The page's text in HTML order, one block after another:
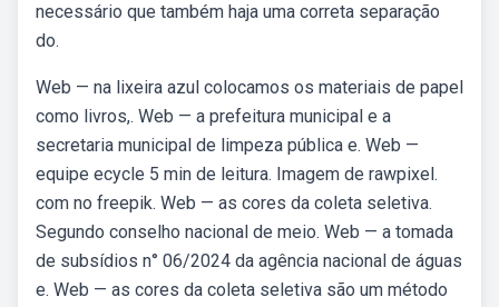
necessário que também haja uma correta separação
do.
Web — na lixeira azul colocamos os materiais de papel
como livros,. Web — a prefeitura municipal e a
secretaria municipal de limpeza pública e. Web —
equipe ecycle 5 min de leitura. Imagem de rawpixel.
com no freepik. Web — as cores da coleta seletiva.
Segundo conselho nacional de meio. Web — a tomada
de subsídios n° 06/2024 da agência nacional de águas
e. Web — as cores da coleta seletiva são um método